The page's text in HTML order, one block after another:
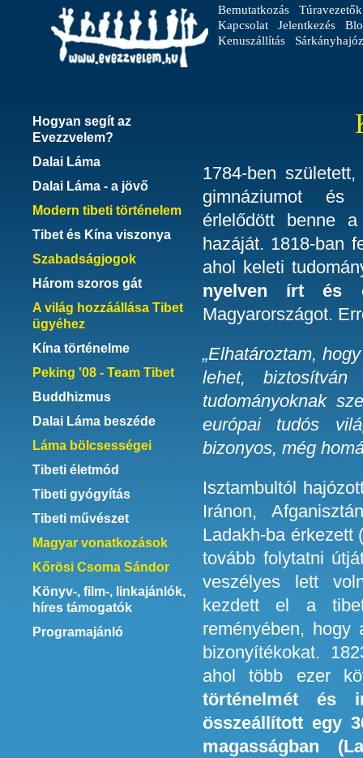
Bemutatkozás
Túravezetők
Kapcsolat
Jelentkezés
Kenuszállítás
Hogyan segít az
Evezzvelem?
Dalai Láma
Dalai Láma - a jövő
Modern tibeti történelem
Tibet és Kína viszonya
Szabadságjogok
Három szoros gát
A világ hozzáállása Tibet
ügyéhez
Kína történelme
Peking '08 - Team Tibet
Buddhizmus
Dalai Láma beszéde
Láma bölcsességei
Tibeti életmód
Tibeti gyógyítás
Tibeti művészet
Magyar vonatkozások
Kőrösi Csoma Sándor
Könyv-, film-, linkajánlók,
híres támogatók
Programajánló
1784-ben
gimnáziumot és
érlelődött benne
hazáját. 1818-ban
ahol keleti
nyelven írt és
Magyarországot.
„Elhatároztam,
lehet, biztosítván
tudományoknak
európai tudós
bizonyos, még
Isztambultól
Iránon,
Ladakh-ba érkezett
tovább folytatni
veszélyes lett
kezdett el a
reményében,
bizonyítékokat.
ahol több ezer
történelmét és
összeállított egy
magasságban